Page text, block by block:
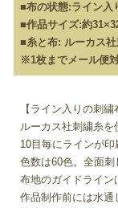
■布の状態:ライン入
■作品サイズ:約
■糸と布: ルーカス
※1枚までメール便
【ライン入りの刺
ルーカス社刺繍糸を
10目毎にラインが印
色数は60色。全面刺
布地のガイドライン
作品制作前には水通